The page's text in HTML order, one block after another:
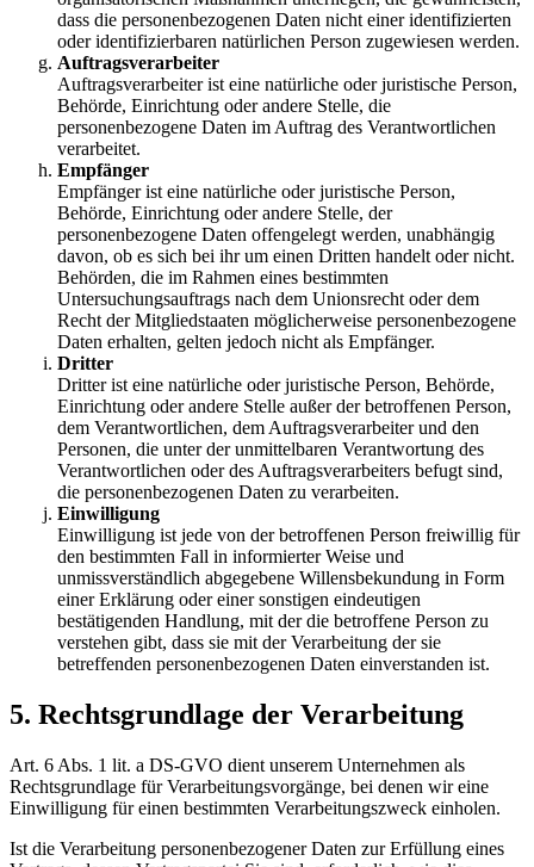
dass die personenbezogenen Daten nicht einer identifizierten
oder identifizierbaren natürlichen Person zugewiesen werden.
Auftragsverarbeiter
Auftragsverarbeiter ist eine natürliche oder juristische Person,
Behörde, Einrichtung oder andere Stelle, die
personenbezogene Daten im Auftrag des Verantwortlichen
verarbeitet.
Empfänger
Empfänger ist eine natürliche oder juristische Person,
Behörde, Einrichtung oder andere Stelle, der
personenbezogene Daten offengelegt werden, unabhängig
davon, ob es sich bei ihr um einen Dritten handelt oder nicht.
Behörden, die im Rahmen eines bestimmten
Untersuchungsauftrags nach dem Unionsrecht oder dem
Recht der Mitgliedstaaten möglicherweise personenbezogene
Daten erhalten, gelten jedoch nicht als Empfänger.
Dritter
Dritter ist eine natürliche oder juristische Person, Behörde,
Einrichtung oder andere Stelle außer der betroffenen Person,
dem Verantwortlichen, dem Auftragsverarbeiter und den
Personen, die unter der unmittelbaren Verantwortung des
Verantwortlichen oder des Auftragsverarbeiters befugt sind,
die personenbezogenen Daten zu verarbeiten.
Einwilligung
Einwilligung ist jede von der betroffenen Person freiwillig für
den bestimmten Fall in informierter Weise und
unmissverständlich abgegebene Willensbekundung in Form
einer Erklärung oder einer sonstigen eindeutigen
bestätigenden Handlung, mit der die betroffene Person zu
verstehen gibt, dass sie mit der Verarbeitung der sie
betreffenden personenbezogenen Daten einverstanden ist.
5. Rechtsgrundlage der Verarbeitung
Art. 6 Abs. 1 lit. a DS-GVO dient unserem Unternehmen als
Rechtsgrundlage für Verarbeitungsvorgänge, bei denen wir eine
Einwilligung für einen bestimmten Verarbeitungszweck einholen.
Ist die Verarbeitung personenbezogener Daten zur Erfüllung eines